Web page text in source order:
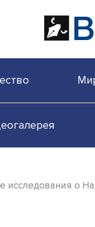
Видеогалерея